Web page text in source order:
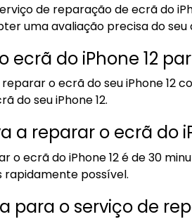
de reparação de ecrã do
uma avaliação precisa do seu
ecrã do iPhone 12
o ecrã do seu iPhone
do seu iPhone 12.
a reparar o ecrã do
o ecrã do iPhone 12 é de 30
rapidamente possível.
para o serviço de